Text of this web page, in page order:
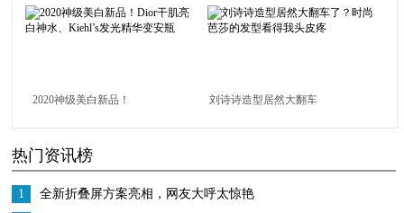
品？“护肤品”真的有必
要分男士和女士？
力娜扎，同样穿“公主
装”，不是瘦就能赢
2020神级美白新品！
Kiehl’s发光精华变安瓶
刘诗诗造型居然大翻车
热门资讯榜
1 全新折叠屏方案亮相，网友大呼太惊艳